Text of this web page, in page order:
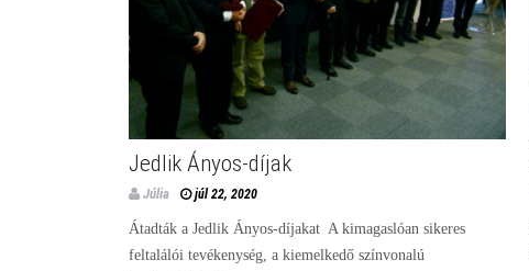
Jedlik Ányos-díjak
Júlia júl 22, 2020
Átadták a Jedlik Ányos-díjakat A kimagaslóan sikeres
feltalálói tevékenység, a kiemelkedő színvonalú